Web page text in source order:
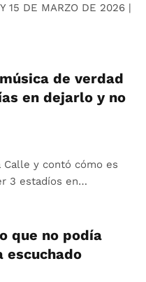
15 DE MARZO DE 2026 |
de verdad
en dejarlo y no
Calle y contó cómo es
3 estadíos en…
que no podía
escuchado